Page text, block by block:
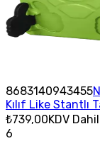
8683140943455
Kılıf Like Stantlı
₺739,00KDV Dahil
6